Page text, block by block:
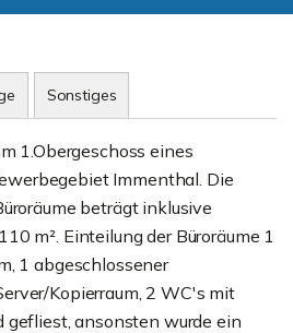
Sonstiges
1.Obergeschoss eines
Immenthal. Die
beträgt inklusive
m². Einteilung der Büroräume 1
1 abgeschlossener
Kopierraum, 2 WC's mit
gefliest, ansonsten wurde ein